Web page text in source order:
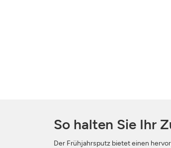
So halten Sie Ihr
Der Frühjahrsputz bietet einen